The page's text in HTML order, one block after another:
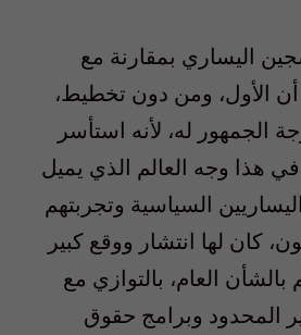
اليساري بمقارنة مع
أن الأول، ومن دون تخطيط،
الجمهور له، لأنه استأسر
هذا وجه العالم الذي يميل
السياسية وتجربتهم
كان لها انتشار ووقع كبير
العام، بالتوازي مع
المحدود وبرامج حقوق